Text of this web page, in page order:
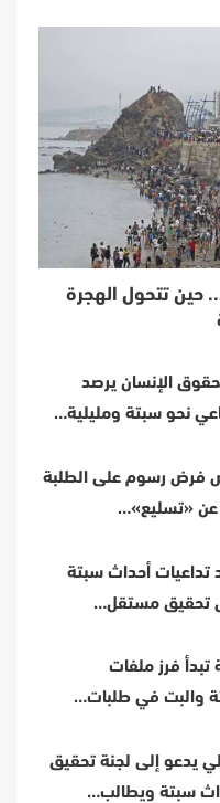
حين تتحول الهجرة
الإنسان يرصد
نحو سبتة ومليلية…
فرض رسوم على الطلبة
عن «تسليع»…
تداعيات أحداث سبتة
تحقيق مستقل…
تبدأ فرز ملفات
والبت في طلبات…
يدعو إلى لجنة تحقيق
سبتة ويطالب…